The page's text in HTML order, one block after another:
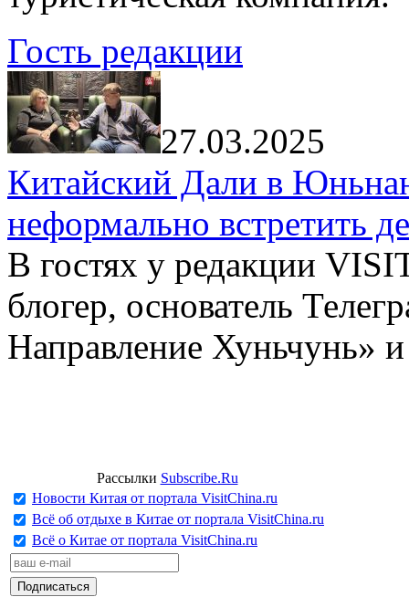
Гость редакции
27.03.2025
Китайский Дали в
неформально встретить
В гостях у редакции
блогер, основатель
Направление Хуньчунь»
Рассылки Subscribe.Ru
Новости Китая от портала VisitChina.ru
Всё об отдыхе в Китае от портала VisitChina.ru
Всё о Китае от портала VisitChina.ru